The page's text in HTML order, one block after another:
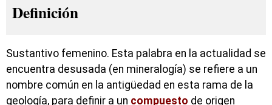
Definición
Sustantivo femenino. Esta palabra en la actualidad se
encuentra desusada (en mineralogía) se refiere a un
nombre común en la antigüedad en esta rama de la
geología, para definir a un compuesto de origen